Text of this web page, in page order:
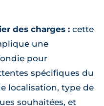
des charges : cette
une
pour
spécifiques du
localisation, type de
souhaitées, et